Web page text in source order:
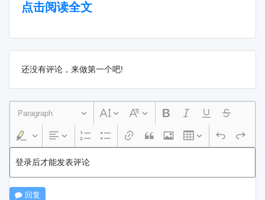
点击阅读全文
还没有评论，来做第一个吧!
Paragraph
登录后才能发表评论
回复